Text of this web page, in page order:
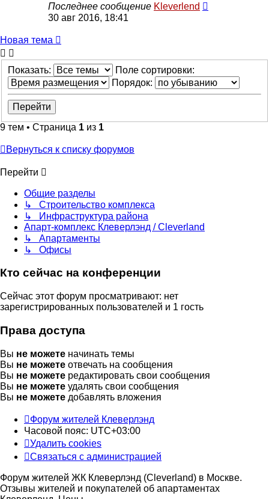
Последнее сообщение Kleverlend
30 авг 2016, 18:41
Новая тема
Показать:
Поле сортировки:
Порядок:
9 тем • Страница 1 из 1
Вернуться к списку форумов
Перейти
Общие разделы
↳ Строительство комплекса
↳ Инфраструктура района
Апарт-комплекс Клеверлэнд / Cleverland
↳ Апартаменты
↳ Офисы
Кто сейчас на конференции
Сейчас этот форум просматривают: нет
зарегистрированных пользователей и 1 гость
Права доступа
Вы не можете начинать темы
Вы не можете отвечать на сообщения
Вы не можете редактировать свои сообщения
Вы не можете удалять свои сообщения
Вы не можете добавлять вложения
Форум жителей Клеверлэнд
Часовой пояс: UTC+03:00
Удалить cookies
Связаться с администрацией
Форум жителей ЖК Клеверлэнд (Cleverland) в Москве.
Отзывы жителей и покупателей об апартаментах